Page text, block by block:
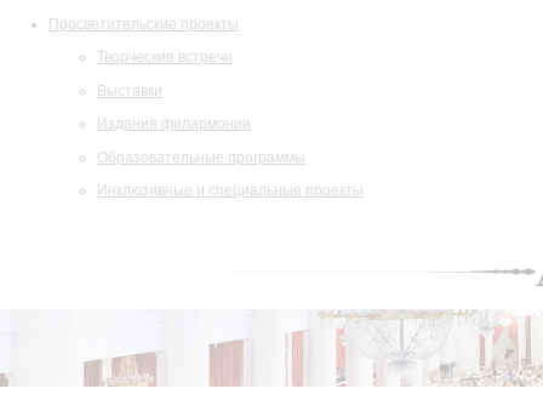
Просветительские проекты
Творческие встречи
Выставки
Издания филармонии
Образовательные программы
Инклюзивные и специальные проекты